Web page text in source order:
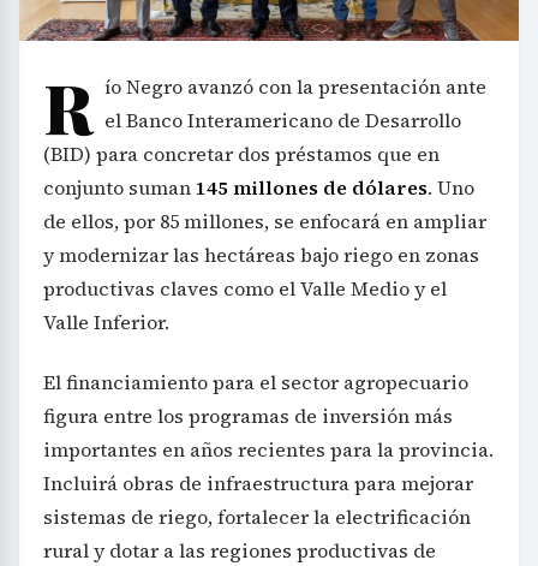
R ío Negro avanzó con la presentación ante
el Banco Interamericano de Desarrollo
(BID) para concretar dos préstamos que en
conjunto suman 145 millones de dólares. Uno
de ellos, por 85 millones, se enfocará en ampliar
y modernizar las hectáreas bajo riego en zonas
productivas claves como el Valle Medio y el
Valle Inferior.
El financiamiento para el sector agropecuario
figura entre los programas de inversión más
importantes en años recientes para la provincia.
Incluirá obras de infraestructura para mejorar
sistemas de riego, fortalecer la electrificación
rural y dotar a las regiones productivas de